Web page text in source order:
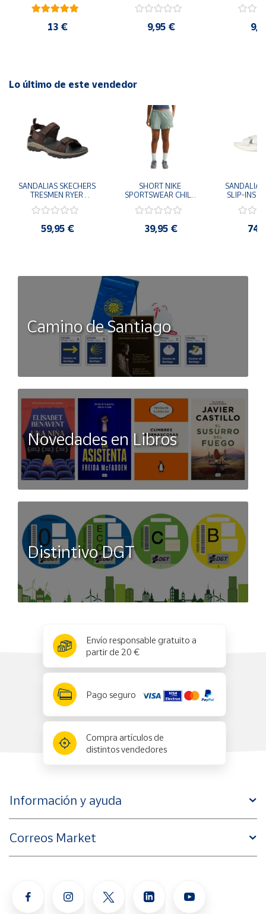
13 € 9,95 €
Lo último de este vendedor
SANDALIAS SKECHERS
TRESMEN RYER
205112-CHOC
COMODAS
59,95 €
SHORT NIKE
SPORTSWEAR CHILL
006 PANTALONES
39,95 €
SANDALIAS
SLIP-INS
Camino de Santiago
Novedades en Libros
Distintivo DGT
Envío responsable gratuito a
partir de 20 €
Pago seguro
Compra artículos de
distintos vendedores
Información y ayuda
Correos Market